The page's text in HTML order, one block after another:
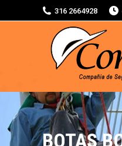
316 2664928
BOTAS